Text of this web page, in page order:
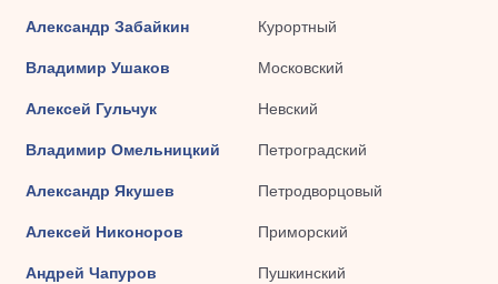
Александр Забайкин Курортный
Владимир Ушаков Московский
Алексей Гульчук Невский
Владимир Омельницкий Петроградский
Александр Якушев Петродворцовый
Алексей Никоноров Приморский
Андрей Чапуров Пушкинский